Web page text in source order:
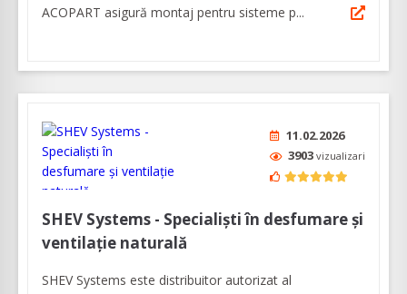
ACOPART asigură montaj pentru sisteme p...
11.02.2026
3903 vizualizari
SHEV Systems - Specialiști în desfumare și
ventilație naturală
SHEV Systems este distribuitor autorizat al